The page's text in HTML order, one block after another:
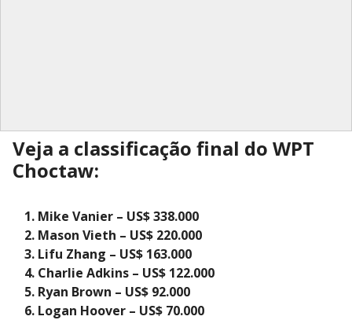
Veja a classificação final do WPT
Choctaw:
Mike Vanier – US$ 338.000
Mason Vieth – US$ 220.000
Lifu Zhang – US$ 163.000
Charlie Adkins – US$ 122.000
Ryan Brown – US$ 92.000
Logan Hoover – US$ 70.000